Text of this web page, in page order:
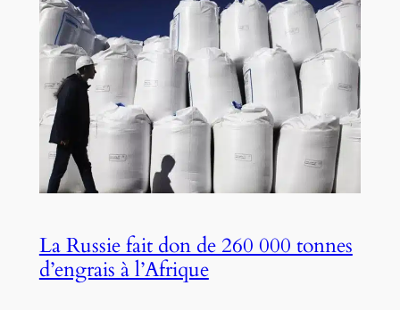
La Russie fait don de 260 000 tonnes
d’engrais à l’Afrique